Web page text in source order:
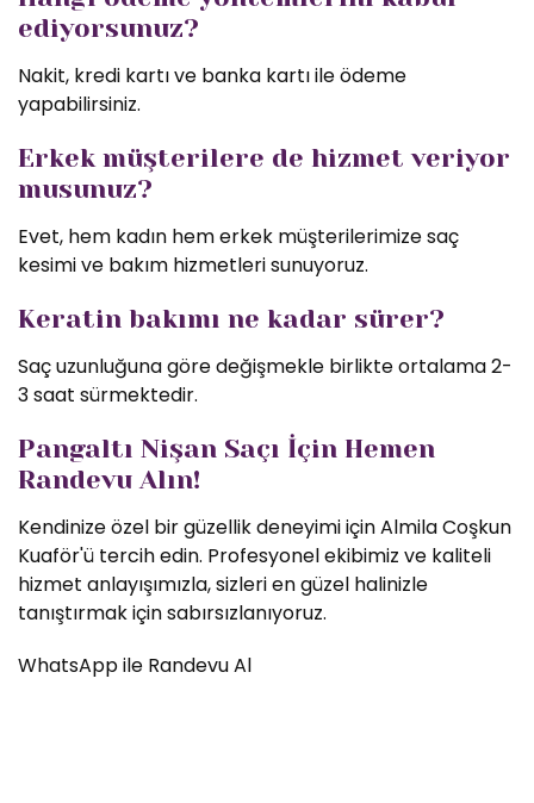
ediyorsunuz?
Nakit, kredi kartı ve banka kartı ile ödeme
yapabilirsiniz.
Erkek müşterilere de hizmet veriyor
musunuz?
Evet, hem kadın hem erkek müşterilerimize saç
kesimi ve bakım hizmetleri sunuyoruz.
Keratin bakımı ne kadar sürer?
Saç uzunluğuna göre değişmekle birlikte ortalama 2-
3 saat sürmektedir.
Pangaltı Nişan Saçı İçin Hemen
Randevu Alın!
Kendinize özel bir güzellik deneyimi için Almila Coşkun
Kuaför'ü tercih edin. Profesyonel ekibimiz ve kaliteli
hizmet anlayışımızla, sizleri en güzel halinizle
tanıştırmak için sabırsızlanıyoruz.
WhatsApp ile Randevu Al